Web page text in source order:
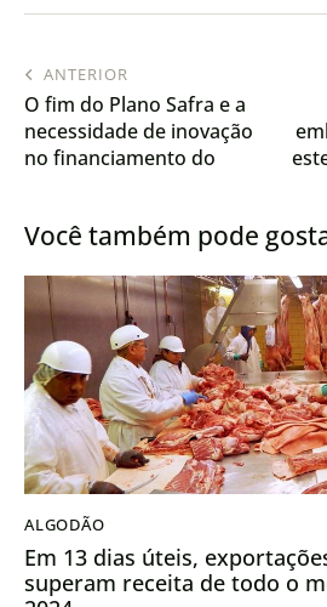
ANTERIOR
O fim do Plano Safra e a
necessidade de inovação
no financiamento do
Você também pode
ALGODÃO
Em 13 dias úteis,
superam receita de todo o